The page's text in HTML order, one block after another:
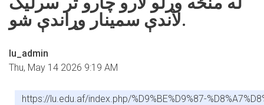
لاندې سمینار وړاندې شو.
lu_admin
Thu, May 14 2026 9:19 AM
https://lu.edu.af/index.php/%D9%BE%D9%87-